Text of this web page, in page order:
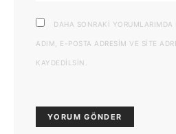
DAHA SONRAKI
ADIM, E-POSTA ADRESIM VE SITE
KAYDEDILSIN.